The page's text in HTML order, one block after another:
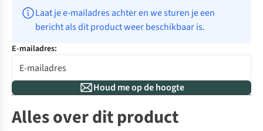
Laat je e-mailadres achter en we sturen je een
bericht als dit product weer beschikbaar is.
E-mailadres:
Houd me op de hoogte
Alles over dit product